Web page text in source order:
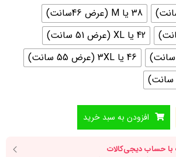
38 یا M (عرض 46سانت)
42 یا XL (عرض 51 سانت)
46 یا 3XL (عرض 55 سانت)
افزودن به سبد خرید